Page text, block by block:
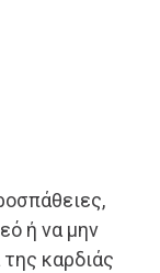
ή να μην
καρδιάς